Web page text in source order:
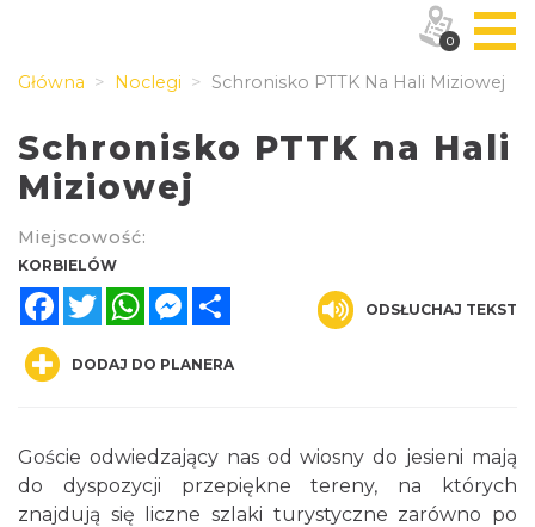
Główna Noclegi Schronisko PTTK Na Hali Miziowej
Schronisko PTTK na Hali
Miziowej
Miejscowość:
KORBIELÓW
FacebookTwitterWhatsAppMessenger
ODSŁUCHAJ TEKST
DODAJ DO PLANERA
Goście odwiedzający nas od wiosny do jesieni mają
do dyspozycji przepiękne tereny, na których
znajdują się liczne szlaki turystyczne zarówno po
0